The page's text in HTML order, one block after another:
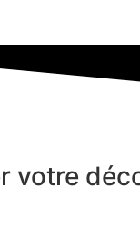
votre